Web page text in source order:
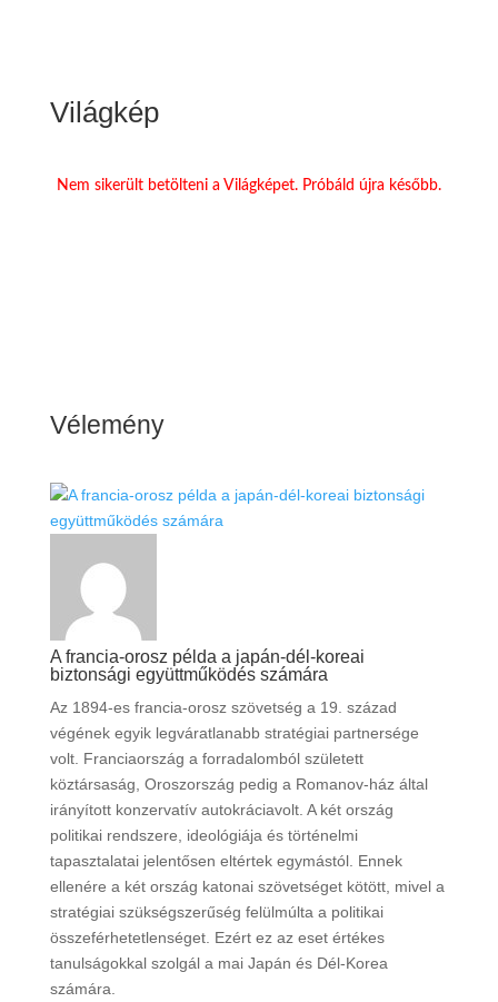
Világkép
Nem sikerült betölteni a Világképet. Próbáld újra később.
Vélemény
A francia-orosz példa a japán-dél-koreai
biztonsági együttműködés számára
Az 1894-es francia-orosz szövetség a 19. század
végének egyik legváratlanabb stratégiai partnersége
volt. Franciaország a forradalomból született
köztársaság, Oroszország pedig a Romanov-ház által
irányított konzervatív autokráciavolt. A két ország
politikai rendszere, ideológiája és történelmi
tapasztalatai jelentősen eltértek egymástól. Ennek
ellenére a két ország katonai szövetséget kötött, mivel a
stratégiai szükségszerűség felülmúlta a politikai
összeférhetetlenséget. Ezért ez az eset értékes
tanulságokkal szolgál a mai Japán és Dél-Korea
számára.